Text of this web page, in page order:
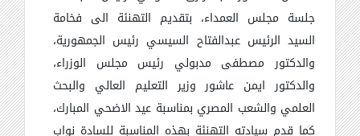
جلسة مجلس العمداء، بتقديم التهنئة الى فخامة
السيد الرئيس عبدالفتاح السيسي رئيس الجمهورية،
والدكتور مصطفى مدبولي رئيس مجلس الوزراء،
والدكتور ايمن عاشور وزير التعليم العالي والبحث
العلمي والشعب المصري بمناسبة عيد الاضحي المبارك،
كما قدم سيادته التهنئة بهذه المناسبة للسادة نواب